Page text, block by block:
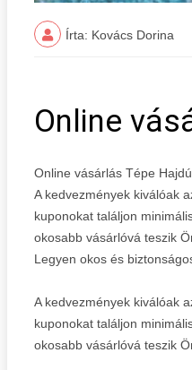
Írta: Kovács Dorina
Online
Online vásárlás Tépe
A kedvezmények kiválóak
kuponokat találjon
okosabb vásárlóvá teszik
Legyen okos és
A kedvezmények kiválóak
kuponokat találjon
okosabb vásárlóvá teszik